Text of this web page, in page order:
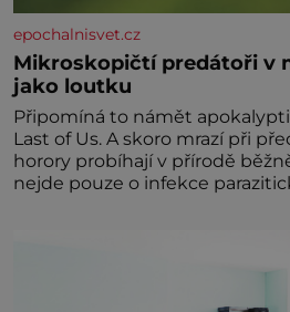
epochalnisvet.cz
Mikroskopičtí predátoři v
jako loutku
Připomíná to námět
Last of Us. A skoro mrazí při
horory probíhají v přírodě
nejde pouze o infekce
zombie není nic nemožného